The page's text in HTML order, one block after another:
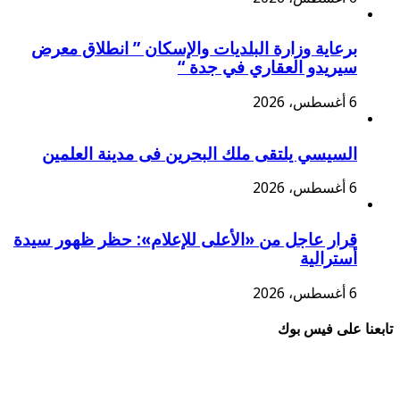
برعاية وزارة البلديات والإسكان ” انطلاق معرض
سيريدو العقاري في جدة “
6 أغسطس، 2026
السيسي يلتقى ملك البحرين فى مدينة العلمين
6 أغسطس، 2026
قرار عاجل من «الأعلى للإعلام»: حظر ظهور سيدة
أسترالية
6 أغسطس، 2026
تابعنا على فيس بوك